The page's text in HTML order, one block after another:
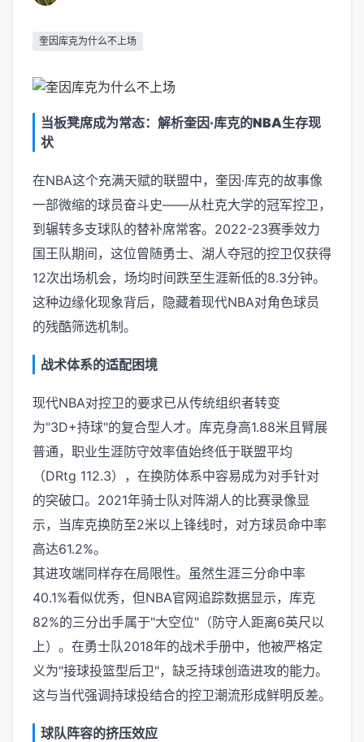
奎因库克为什么不上场
当板凳席成为常态：解析奎因·库克的NBA生存现
状
在NBA这个充满天赋的联盟中，奎因·库克的故事像
一部微缩的球员奋斗史——从杜克大学的冠军控卫，
到辗转多支球队的替补席常客。2022-23赛季效力
国王队期间，这位曾随勇士、湖人夺冠的控卫仅获得
12次出场机会，场均时间跌至生涯新低的8.3分钟。
这种边缘化现象背后，隐藏着现代NBA对角色球员
的残酷筛选机制。
战术体系的适配困境
现代NBA对控卫的要求已从传统组织者转变
为"3D+持球"的复合型人才。库克身高1.88米且臂展
普通，职业生涯防守效率值始终低于联盟平均
（DRtg 112.3），在换防体系中容易成为对手针对
的突破口。2021年骑士队对阵湖人的比赛录像显
示，当库克换防至2米以上锋线时，对方球员命中率
高达61.2%。
其进攻端同样存在局限性。虽然生涯三分命中率
40.1%看似优秀，但NBA官网追踪数据显示，库克
82%的三分出手属于"大空位"（防守人距离6英尺以
上）。在勇士队2018年的战术手册中，他被严格定
义为"接球投篮型后卫"，缺乏持球创造进攻的能力。
这与当代强调持球投结合的控卫潮流形成鲜明反差。
球队阵容的挤压效应